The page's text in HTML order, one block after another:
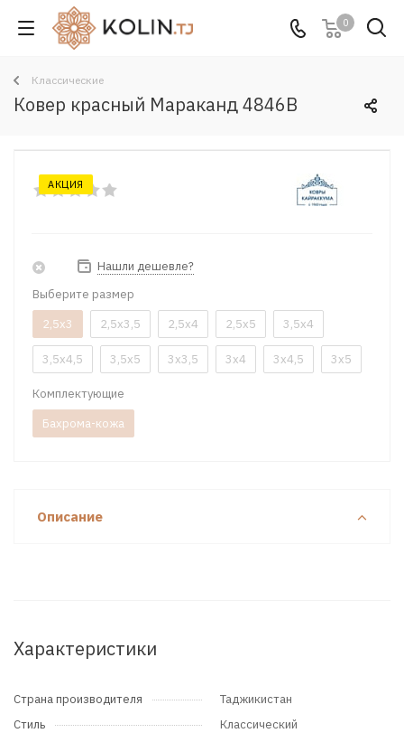
0
Классические
Ковер красный Мараканд 4846B
АКЦИЯ
Нашли дешевле?
Выберите размер
2,5x3
2,5x3,5 2,5x4 2,5x5 3,5x4
3,5x4,5 3,5x5 3x3,5 3x4 3x4,5 3x5
Комплектующие
Бахрома-кожа
Описание
Характеристики
Страна производителя
Таджикистан
Стиль
Классический